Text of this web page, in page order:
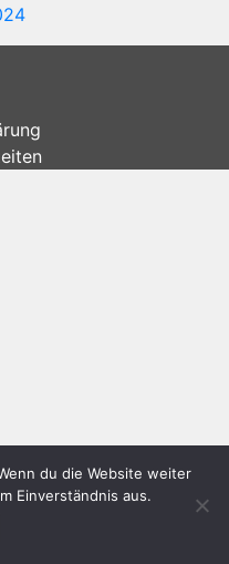
du die Website weiter
Einverständnis aus.